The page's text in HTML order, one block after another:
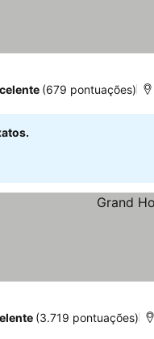
(679 pontuações)
(3.719 pontuações)